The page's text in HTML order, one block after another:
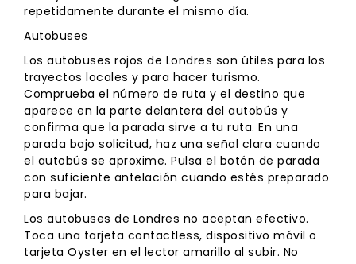
repetidamente durante el mismo día.
Autobuses
Los autobuses rojos de Londres son útiles para los
trayectos locales y para hacer turismo.
Comprueba el número de ruta y el destino que
aparece en la parte delantera del autobús y
confirma que la parada sirve a tu ruta. En una
parada bajo solicitud, haz una señal clara cuando
el autobús se aproxime. Pulsa el botón de parada
con suficiente antelación cuando estés preparado
para bajar.
Los autobuses de Londres no aceptan efectivo.
Toca una tarjeta contactless, dispositivo móvil o
tarjeta Oyster en el lector amarillo al subir. No